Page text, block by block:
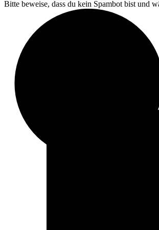
Bitte beweise, dass du kein Spambot bist und